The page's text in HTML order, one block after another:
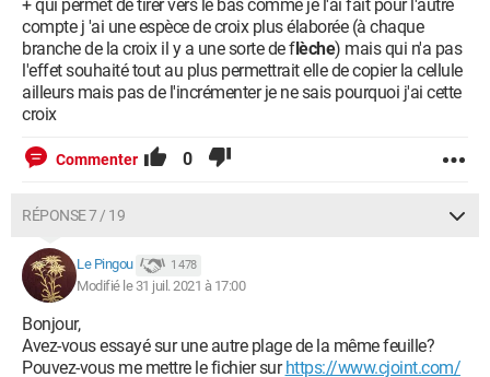
+ qui permet de tirer vers le bas comme je l'ai fait pour l'autre
compte j 'ai une espèce de croix plus élaborée (à chaque
branche de la croix il y a une sorte de flèche) mais qui n'a pas
l'effet souhaité tout au plus permettrait elle de copier la cellule
ailleurs mais pas de l'incrémenter je ne sais pourquoi j'ai cette
croix
Commenter 0
RÉPONSE 7 / 19
Le Pingou 1 478
Modifié le 31 juil. 2021 à 17:00
Bonjour,
Avez-vous essayé sur une autre plage de la même feuille?
Pouvez-vous me mettre le fichier surhttps://www.cjoint.com/